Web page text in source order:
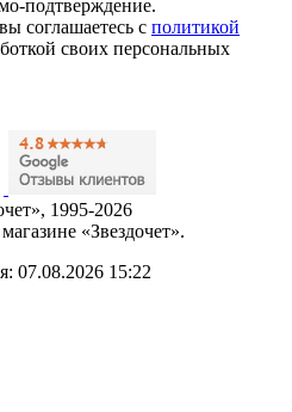
подтверждение.
соглашаетесь с политикой
своих персональных
1995-2026
«Звездочет».
07.08.2026 15:22